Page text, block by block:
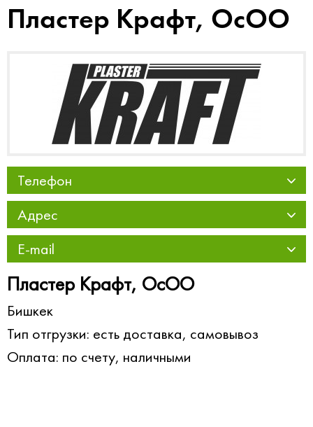
Пластер Крафт, ОсОО
Телефон
Адрес
E-mail
Пластер Крафт, ОсОО
Бишкек
Тип отгрузки: есть доставка, самовывоз
Оплата: по счету, наличными